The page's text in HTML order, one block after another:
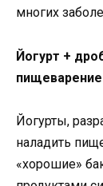
многих
Йогурт +
пищеварение
Йогурты,
наладить
«хорошие»